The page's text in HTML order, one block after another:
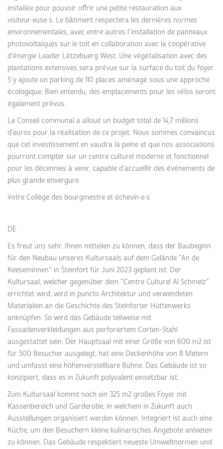
installée pour pouvoir offrir une petite restauration aux
visiteur·euse·s. Le bâtiment respectera les dernières normes
environnementales, avec entre autres l’installation de panneaux
photovoltaïques sur le toit en collaboration avec la coopérative
d'énergie Leader Lëtzebuerg West. Une végétalisation avec des
plantations extensives sera prévue sur la surface du toit du foyer.
S’y ajoute un parking de 110 places aménagé sous une approche
écologique. Bien entendu, des emplacements pour les vélos seront
également prévus.
Le Conseil communal a alloué un budget total de 14,7 millions
d'euros pour la réalisation de ce projet. Nous sommes convaincus
que cet investissement en vaudra la peine et que nos associations
pourront compter sur un centre culturel moderne et fonctionnel
pour les décennies à venir, capable d'accueillir des événements de
plus grande envergure.
Votre Collège des bourgmestre et échevin·e·s
DE
Es freut uns sehr, Ihnen mitteilen zu können, dass der Baubeginn
für den Neubau unseres Kultursaals auf dem Gelände "An de
Keeseminnen" in Steinfort für Juni 2023 geplant ist. Der
Kultursaal, welcher gegenüber dem "Centre Culturel Al Schmelz"
errichtet wird, wird in puncto Architektur und verwendeten
Materialien an die Geschichte des Steinforter Hüttenwerks
anknüpfen. So wird das Gebäude teilweise mit
Fassadenverkleidungen aus perforiertem Corten-Stahl
ausgestattet sein. Der Hauptsaal mit einer Größe von 600 m2 ist
für 500 Besucher ausgelegt, hat eine Deckenhöhe von 8 Metern
und umfasst eine höhenverstellbare Bühne. Das Gebäude ist so
konzipiert, dass es in Zukunft polyvalent einsetzbar ist.
Zum Kultursaal kommt noch ein 325 m2 großes Foyer mit
Kassenbereich und Garderobe, in welchem in Zukunft auch
Ausstellungen organisiert werden können. Integriert ist auch eine
Küche, um den Besuchern kleine kulinarisches Angebote anbieten
zu können. Das Gebäude respektiert neueste Umweltnormen und